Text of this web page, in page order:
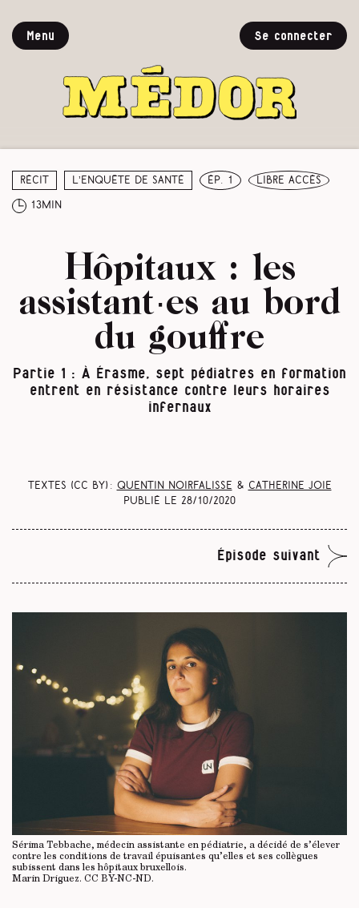
Menu Se connecter
Récit L’enquête de santé ép. 1 libre accès
13min
Hôpitaux : les
assistant·es au bord
du gouffre
Partie 1 : À Érasme, sept pédiatres en formation
entrent en résistance contre leurs horaires
infernaux
Textes (CC BY) : Quentin Noirfalisse &
Catherine Joie
Publié le 28/10/2020
Épisode suivant
Sérima Tebbache, médecin assistante en pédiatrie, a décidé de s’élever
contre les conditions de travail épuisantes qu’elles et ses collègues
subissent dans les hôpitaux bruxellois.
Marin Driguez. CC BY-NC-ND.